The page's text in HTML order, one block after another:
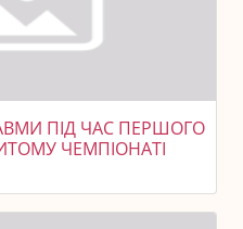
ПІД ЧАС ПЕРШОГО
ЧЕМПІОНАТІ